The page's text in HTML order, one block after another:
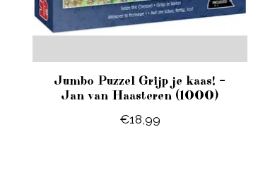
Jumbo Puzzel Grijp je kaas! –
Jan van Haasteren (1000)
€18,99